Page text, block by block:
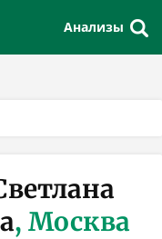
Анализы
, Москва